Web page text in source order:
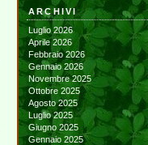
ARCHIVI
Luglio 2026
Aprile 2026
Febbraio 2026
Gennaio 2026
Novembre 2025
Ottobre 2025
Agosto 2025
Luglio 2025
Giugno 2025
Gennaio 2025